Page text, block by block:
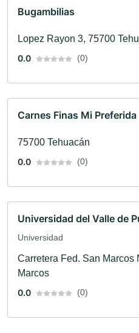
Bugambilias
Lopez Rayon 3, 75700
0.0
(0)
Carnes Finas Mi Preferida
75700 Tehuacán
0.0
(0)
Universidad del Valle de
Universidad
Carretera Fed. San Marcos
Marcos
0.0
(0)